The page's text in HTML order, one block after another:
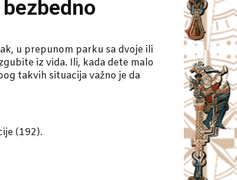
u prepunom parku sa dvoje ili
iz vida. Ili, kada dete malo
takvih situacija važno je da
(192).